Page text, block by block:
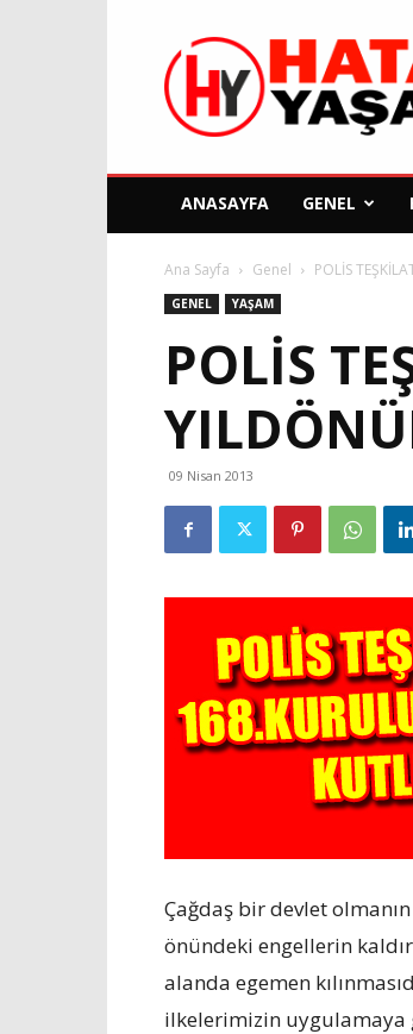
Hatay
Yaşam
Gazetesi
ANASAYFA GENEL
Ana Sayfa Genel POLİS
GENEL YAŞAM
POLİS
09 Nisan 2013
Çağdaş bir devlet
önündeki engellerin
alanda egemen
ilkelerimizin uygulamaya